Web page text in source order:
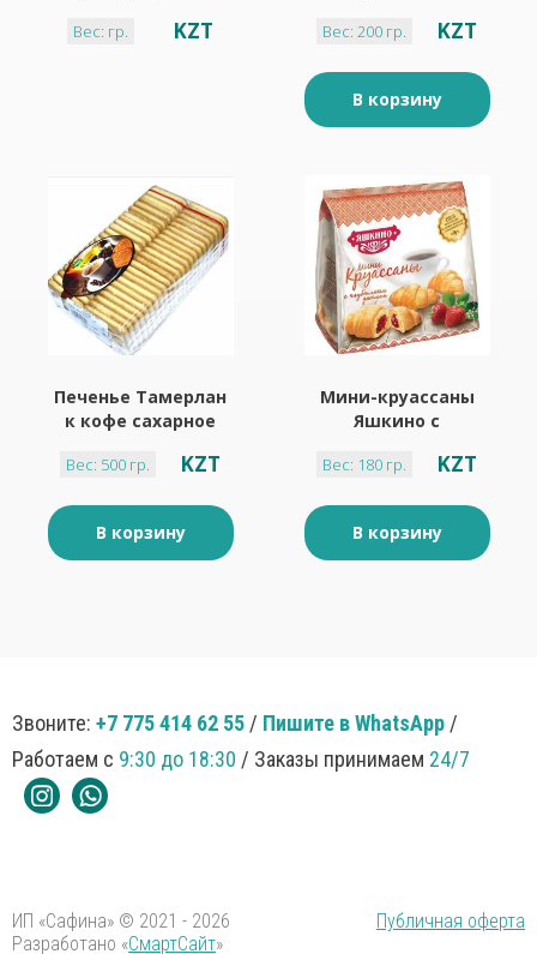
Вес: гр. KZT Вес: 200 гр. KZT
В корзину
Печенье Тамерлан
к кофе сахарное
Вес: 500 гр. KZT
В корзину
Мини-круассаны
Яшкино с
кремом 180 гр
Вес: 180 гр. KZT
В корзину
Звоните: +7 775 414 62 55 / Пишите в WhatsApp /
Работаем с 9:30 до 18:30 / Заказы принимаем 24/7
ИП «Сафина» © 2021 - 2026
Публичная оферта
Разработано «СмартСайт»